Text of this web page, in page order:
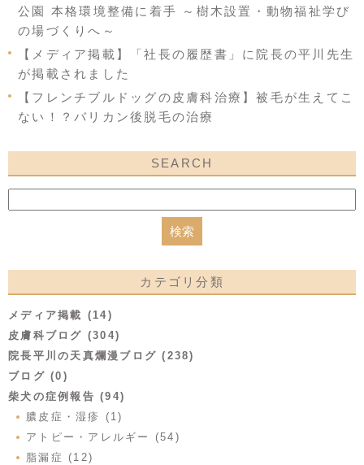
公園 本格環境整備に着手 ～樹木設置・動物福祉学び
の場づくりへ～
【メディア掲載】「社長の履歴書」に院長の平川先生
が掲載されました
【フレンチブルドッグの皮膚科治療】被毛が生えてこ
ない！？バリカン後脱毛の治療
SEARCH
カテゴリ分類
メディア掲載 (14)
皮膚科ブログ (304)
院長平川の天真爛漫ブログ (238)
ブログ (0)
柴犬の症例報告 (94)
膿皮症・湿疹 (1)
アトピー・アレルギー (54)
脂漏症 (12)